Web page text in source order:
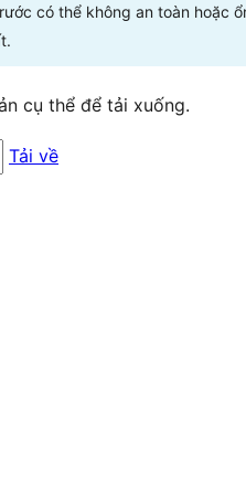
có thể không an toàn hoặc
cụ thể để tải xuống.
Tải về